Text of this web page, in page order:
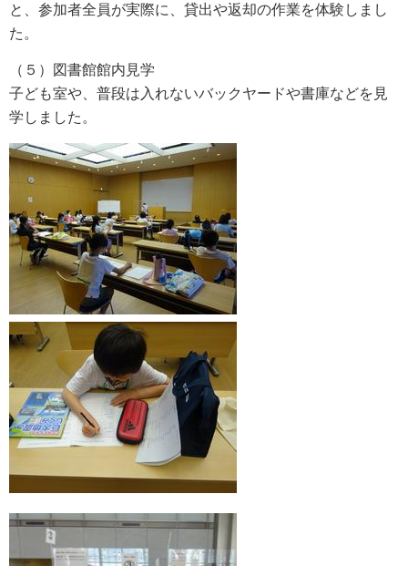
と、参加者全員が実際に、 貸出や返却の作業を体験しまし
た。
（５）図書館館内見学
子ども室や、普段は入れないバックヤードや書庫などを見
学しました。